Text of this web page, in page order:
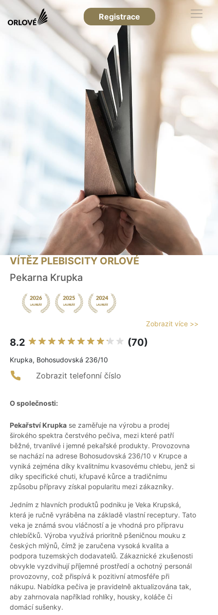
Registrace
VÍTĚZ PLEBISCITY ORLOVÉ
Pekarna Krupka
Zobrazit více >>
8.2 (70)
Krupka, Bohosudovská 236/10
Zobrazit telefonní číslo
O společnosti:
Pekařství Krupka se zaměřuje na výrobu a prodej
širokého spektra čerstvého pečiva, mezi které patří
běžné, trvanlivé i jemné pekařské produkty. Provozovna
se nachází na adrese Bohosudovská 236/10 v Krupce a
vyniká zejména díky kvalitnímu kvasovému chlebu, jenž si
díky specifické chuti, křupavé kůrce a tradičnímu
způsobu přípravy získal popularitu mezi zákazníky.
Jedním z hlavních produktů podniku je Veka Krupská,
která je ručně vyráběna na základě vlastní receptury. Tato
veka je známá svou vláčností a je vhodná pro přípravu
chlebíčků. Výroba využívá prioritně pšeničnou mouku z
českých mlýnů, čímž je zaručena vysoká kvalita a
podpora tuzemských dodavatelů. Zákaznické zkušenosti
obvykle vyzdvihují příjemné prostředí a ochotný personál
provozovny, což přispívá k pozitivní atmosféře při
nákupu. Nabídka pečiva je pravidelně aktualizována tak,
aby zahrnovala například rohlíky, housky, koláče či
domácí sušenky.